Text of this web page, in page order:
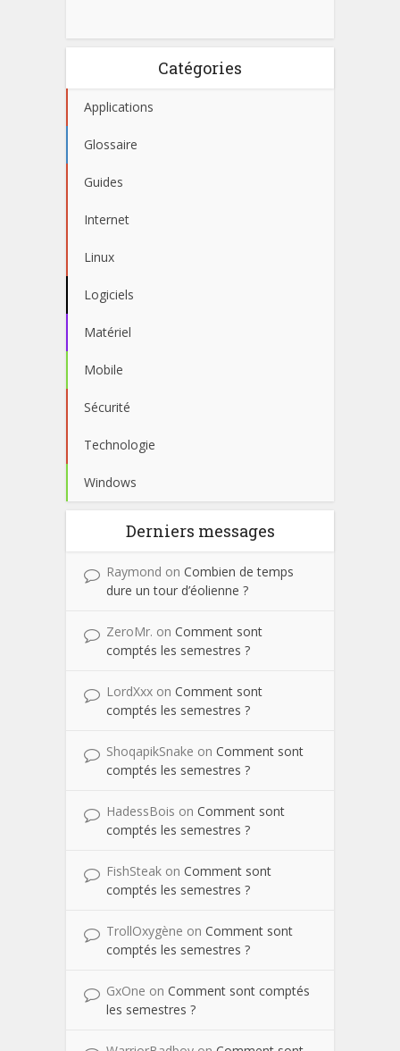
Catégories
Applications
Glossaire
Guides
Internet
Linux
Logiciels
Matériel
Mobile
Sécurité
Technologie
Windows
Derniers messages
Raymond on Combien de temps
dure un tour d’éolienne ?
ZeroMr. on Comment sont
comptés les semestres ?
LordXxx on Comment sont
comptés les semestres ?
ShoqapikSnake on Comment sont
comptés les semestres ?
HadessBois on Comment sont
comptés les semestres ?
FishSteak on Comment sont
comptés les semestres ?
TrollOxygène on Comment sont
comptés les semestres ?
GxOne on Comment sont comptés
les semestres ?